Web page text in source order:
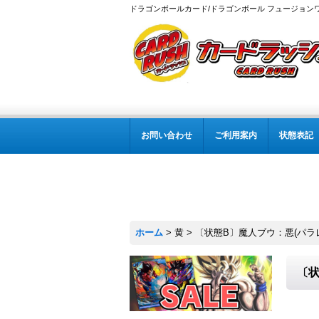
ドラゴンボールカード/ドラゴンボール フュージョン
お問い合わせ ご利用案内 状態表記
ホーム > 黄 > 〔状態B〕魔人ブウ：悪(パ
〔